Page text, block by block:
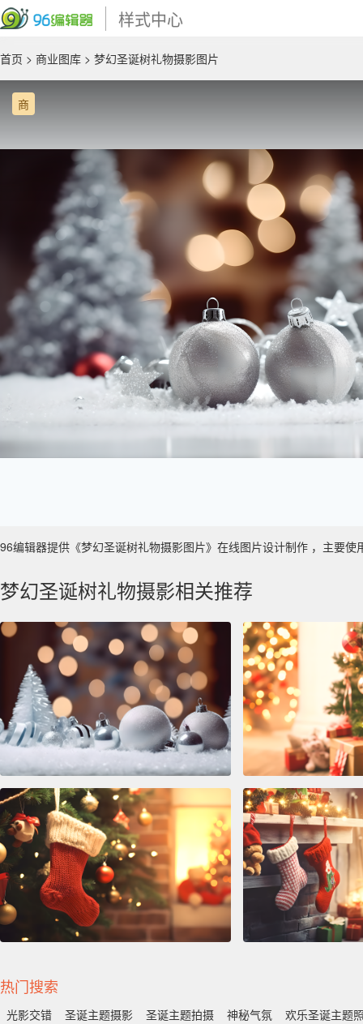
样式中心
首页 > 商业图库 > 梦幻圣诞树礼物摄影图片
商
96编辑器提供《梦幻圣诞树礼物摄影图片》在线图片设计制作 ，主要
梦幻圣诞树礼物摄影相关推荐
热门搜索
光影交错 圣诞主题摄影 圣诞主题拍摄 神秘气氛
欢乐圣诞主题